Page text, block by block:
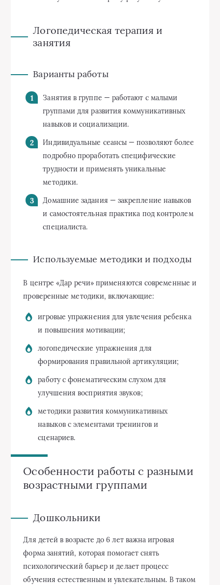
Логопедическая терапия и
занятия
Варианты работы
Занятия в группе — работают с малыми
группами для развития коммуникативных
навыков и социализации.
Индивидуальные сеансы — позволяют более
подробно проработать специфические
трудности и применять уникальные
методики.
Домашние задания — закрепление навыков
и самостоятельная практика под контролем
специалиста.
Используемые методики и подходы
В центре «Дар речи» применяются современные и
проверенные методики, включающие:
игровые упражнения для увлечения ребенка
и повышения мотивации;
логопедические упражнения для
формирования правильной артикуляции;
работу с фонематическим слухом для
улучшения восприятия звуков;
методики развития коммуникативных
навыков с элементами тренингов и
сценариев.
Особенности работы с разными
возрастными группами
Дошкольники
Для детей в возрасте до 6 лет важна игровая
форма занятий, которая помогает снять
психологический барьер и делает процесс
обучения естественным и увлекательным. В таком